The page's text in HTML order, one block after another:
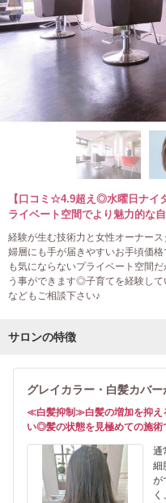
【口コミ☆4.9超え◎水曜日ナイ
ライベート空間でより魅力的な
経験が生む技術力と女性オーナー
婦層にも手が届きやすいお手頃価
も気にならないプライベート空間
う事ができます◎子育てを経験し
などもご相談下さい♪
サロンの特徴
グレイカラー・白髪カバ
≪白髪抑制≫白髪の増加を抑え
い◎髪の状態を見極めての施術
通
細
が